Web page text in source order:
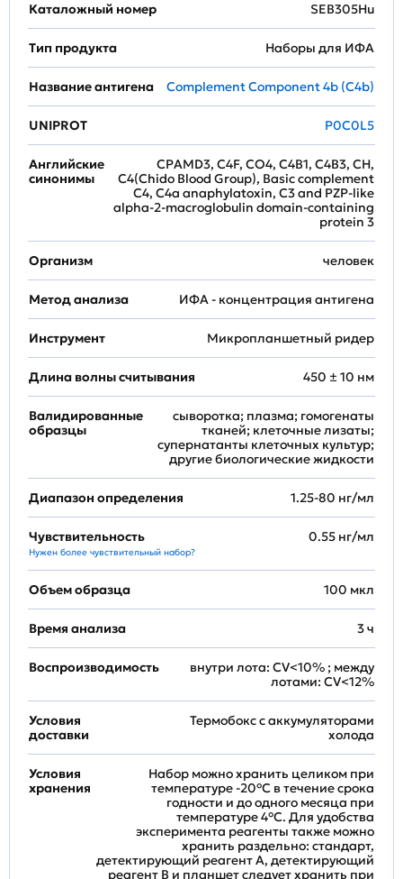
Каталожный номер SEB305Hu
Тип продукта Наборы для ИФА
Название антигена Complement Component 4b (C4b)
UNIPROT P0C0L5
Английские
синонимы
CPAMD3, C4F, CO4, C4B1, C4B3, CH,
C4(Chido Blood Group), Basic complement
C4, C4a anaphylatoxin, C3 and PZP-like
alpha-2-macroglobulin domain-containing
protein 3
Организм человек
Метод анализа ИФА - концентрация антигена
Инструмент Микропланшетный ридер
Длина волны считывания 450 ± 10 нм
Валидированные
образцы
сыворотка; плазма; гомогенаты
тканей; клеточные лизаты;
супернатанты клеточных культур;
другие биологические жидкости
Диапазон определения 1.25-80 нг/мл
Чувствительность
Нужен более чувствительный набор?
0.55 нг/мл
Объем образца 100 мкл
Время анализа 3 ч
Воспроизводимость
внутри лота: CV<10% ; между
лотами: CV<12%
Условия
доставки
Термобокс с аккумуляторами
холода
Условия
хранения
Набор можно хранить целиком при
температуре -20°C в течение срока
годности и до одного месяца при
температуре 4°C. Для удобства
эксперимента реагенты также можно
хранить раздельно: стандарт,
детектирующий реагент A, детектирующий
реагент B и планшет следует хранить при